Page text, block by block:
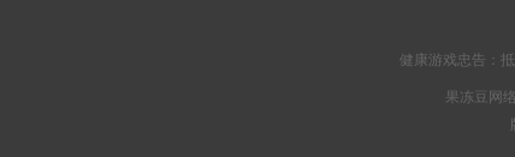
健康游戏忠告：
果冻豆网